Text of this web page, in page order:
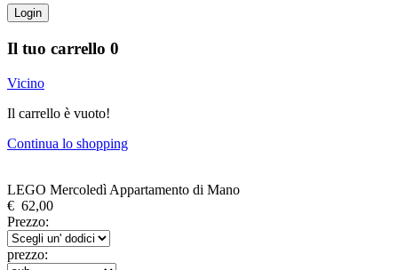
Login
Il tuo carrello 0
Vicino
Il carrello è vuoto!
Continua lo shopping
LEGO Mercoledì Appartamento di Mano
€ 62,00
Prezzo:
prezzo: